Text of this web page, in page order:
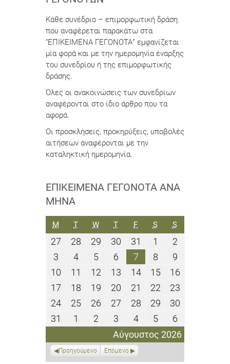
Κάθε συνέδριο – επιμορφωτική δράση
που αναφέρεται παρακάτω στα
“ΕΠΙΚΕΙΜΕΝΑ ΓΕΓΟΝΟΤΑ” εμφανίζεται
μία φορά και με την ημερομηνία έναρξης
του συνεδρίου ή της επιμορφωτικής
δράσης.
Όλες οι ανακοινώσεις των συνεδρίων
αναφέρονται στο ίδιο άρθρο που τα
αφορά.
Οι προσκλήσεις, προκηρύξεις, υποβολές
αιτήσεων αναφέρονται με την
καταληκτική ημερομηνία.
ΕΠΙΚΕΊΜΕΝΑ ΓΕΓΟΝΌΤΑ ΑΝΆ
ΜΉΝΑ
Αύγουστος 2026
M ΔΕΥΤΈΡΑ
TΤΡΊΤΗ
WΤΕΤΆΡΤΗ
TΠΈΜΠΤΗ
FΠΑΡΑΣΚΕΥΉ
SΣΆΒΒΑΤΟ
SΚΥΡΙΑΚΉ
27
Ιουλίου
2026
28
Ιουλίου
2026
29
Ιουλίου
2026
30
Ιουλίου
2026
31
Ιουλίου
2026
1
Αυγούστου
2026
22
3
Αυγούστου
2026
44
Αυγούστου
2026
55
Αυγούστου
2026
6
Αυγούστου
2026
77
Αυγούστου
2026
88
Αυγούστου
2026
99
Αυγούστου
2026
10
Αυγούστου
2026
11
Αυγούστου
2026
12
Αυγούστου
2026
13
Αυγούστου
2026
1414
Αυγούστου
2026
1515
Αυγούστου
2026
1616
Αυγούστου
2026
17
Αυγούστου
2026
18
Αυγούστου
2026
19
Αυγούστου
2026
20
Αυγούστου
2026
21
Αυγούστου
2026
2222
Αυγούστου
2026
2323
2026
2424
Αυγούστου
2026
2525
Αυγούστου
2026
26
Αυγούστου
2026
27
Αυγούστου
2026
2828
Αυγούστου
2026
2929
Αυγούστου
2026
3030
2026
31
Αυγούστου
1
Σεπτεμβρίου
2
Σεπτεμβρίου
2026
3
Σεπτεμβρίου
2026
44
Σεπτεμβρίου
2026
55
Σεπτεμβρίου
2026
66
2026
Προηγούμενο Επόμενο